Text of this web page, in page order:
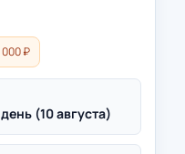
₽
(10 августа)